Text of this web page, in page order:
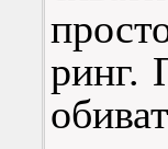
ринг.